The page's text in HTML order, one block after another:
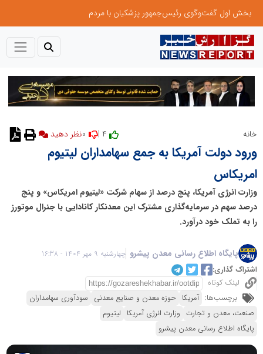
بخش اول گفت‌وگوی رئیس‌جمهور پزشکیان با مردم
خانه نظر دهید
ورود دولت آمریکا به جمع سهامداران لیتیوم
امریکاس
وزارت انرژی آمریکا، پنج درصد از سهام شرکت «لیتیوم امریکاس» و پنج
درصد سهم در سرمایه‌گذاری مشترک این معدنکار کانادایی با جنرال موتورز
را به تملک خود درآورد.
پایگاه اطلاع رسانی معدن پیشرو چهارشنبه 9 مهر 1404 - 16:38
اشتراک گذاری:
لینک کوتاه
برچسب‌ها: آمریکا حوزه معدن و صنایع معدنی سودآوری سهامداران
صنعت، معدن و تجارت وزارت انرژی آمریکا لیتیوم
پایگاه اطلاع رسانی معدن پیشرو